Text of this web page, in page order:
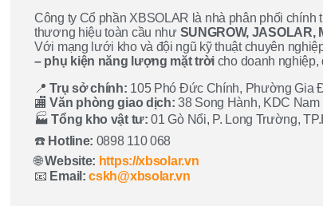
Công ty Cổ phần XBSOLAR là nhà phân phối
thương hiệu toàn cầu như SUNGROW, JASOLAR,
Với mạng lưới kho và đội ngũ kỹ thuật chuyên
– phụ kiện năng lượng mặt trời cho doanh nghiệp,
📍Trụ sở chính: 105 Phó Đức Chính, Phường Gia
🏬Văn phòng giao dịch: 38 Song Hành, KDC Nam
🏭Tổng kho vật tư: 01 Gò Nổi, P. Long Trường,
☎️ Hotline: 0898 110 068
🌐Website: https://xbsolar.vn
📧 Email: cskh@xbsolar.vn